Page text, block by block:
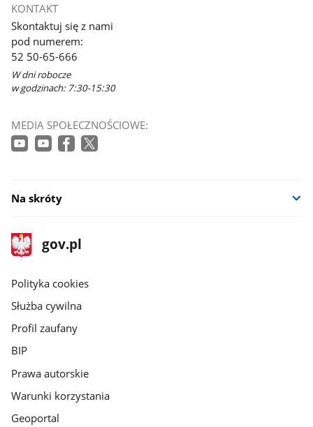
się
w
nowym
oknie
KONTAKT
Skontaktuj się z nami
pod numerem:
52 50-65-666
W dni robocze
w godzinach: 7:30-15:30
MEDIA SPOŁECZNOŚCIOWE:
Na skróty
stopka
gov.pl
Strona
gov.pl
gov.pl
Polityka cookies
Służba cywilna
Profil zaufany
BIP
Prawa autorskie
Warunki korzystania
Geoportal